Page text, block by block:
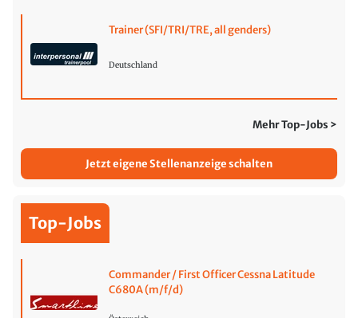
Trainer (SFI/TRI/TRE, all genders)
Deutschland
Mehr Top-Jobs >
Jetzt eigene Stellenanzeige schalten
Top-Jobs
Commander / First Officer Cessna Latitude
C680A (m/f/d)